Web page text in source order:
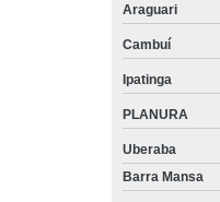
Araguari
Cambuí
Ipatinga
PLANURA
Uberaba
Barra Mansa